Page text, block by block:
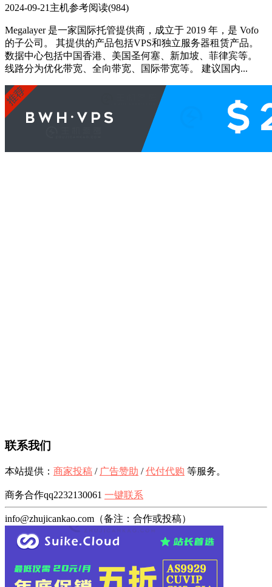
2024-09-21 主机参考阅读(984)
Megalayer 是一家国际托管提供商，成立于 2019 年，是 Vofo
的子公司。 其提供的产品包括VPS和独立服务器租赁产品。
数据中心包括中国香港、美国圣何塞、新加坡、菲律宾等。
线路分为优化带宽、全向带宽、国际带宽等。 建议国内...
联系我们
本站提供： 商家投稿 / 广告赞助 /代付代购 等服务。
商务合作qq2232130061 一键联系
info@zhujicankao.com（备注：合作或投稿）